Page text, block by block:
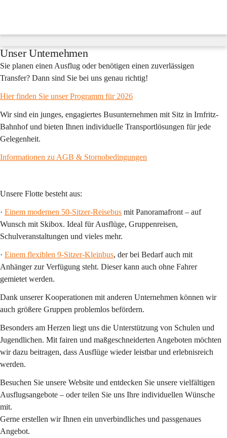
nach
und
mehr...
Unser Unternehmen
Sie planen einen Ausflug oder benötigen einen zuverlässigen
Transfer? Dann sind Sie bei uns genau richtig!
Hier finden Sie unser Programm für 2026
Wir sind ein junges, engagiertes Busunternehmen mit Sitz in Irnfritz-
Bahnhof und bieten Ihnen individuelle Transportlösungen für jede
Gelegenheit.
Informationen zu AGB & Stornobedingungen
Unsere Flotte besteht aus:
· Einem modernen 50-Sitzer-Reisebus mit Panoramafront – auf
Wunsch mit Skibox. Ideal für Ausflüge, Gruppenreisen,
Schulveranstaltungen und vieles mehr.
· Einem flexiblen 9-Sitzer-Kleinbus, der bei Bedarf auch mit
Anhänger zur Verfügung steht. Dieser kann auch ohne Fahrer
gemietet werden.
Dank unserer Kooperationen mit anderen Unternehmen können wir
auch größere Gruppen problemlos befördern.
Besonders am Herzen liegt uns die Unterstützung von Schulen und
Jugendlichen. Mit fairen und maßgeschneiderten Angeboten möchten
wir dazu beitragen, dass Ausflüge wieder leistbar und erlebnisreich
werden.
Besuchen Sie unsere Website und entdecken Sie unsere vielfältigen
Ausflugsangebote – oder teilen Sie uns Ihre individuellen Wünsche
mit.
Gerne erstellen wir Ihnen ein unverbindliches und passgenaues
Angebot.